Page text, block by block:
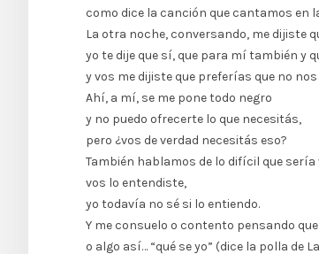
como dice la canción que cantamos en
La otra noche, conversando, me dijiste
yo te dije que sí, que para mí también y
y vos me dijiste que preferías que no
Ahí, a mí, se me pone todo negro
y no puedo ofrecerte lo que necesitás,
pero ¿vos de verdad necesitás eso?
También hablamos de lo difícil que
vos lo entendiste,
yo todavía no sé si lo entiendo.
Y me consuelo o contento pensando
o algo así… “qué se yo” (dice la polla de